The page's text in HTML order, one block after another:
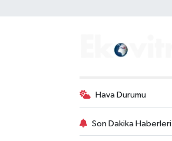
Hava Durumu
Son Dakika Haberleri